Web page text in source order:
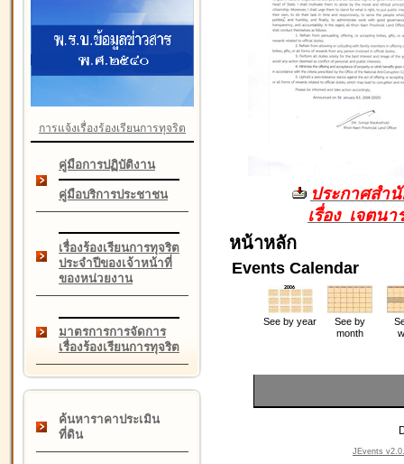
การแจ้งเรื่องร้องเรียนการทุจริต
คู่มือการปฏิบัติงาน
คู่มือบริการประชาชน
เรื่องร้องเรียนการทุจริต
ประจำปีของเจ้าหน้าที่
ของหน่วยงาน
มาตรการการจัดการ
เรื่องร้องเรียนการทุจริต
ค้นหาราคาประเมิน
ที่ดิน
ประกาศสำ
เรื่อง เจตน
หน้าหลัก
Events Calendar
See by year
See by
month
JEvents